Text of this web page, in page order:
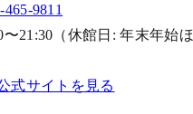
465-9811
〜21:30（休館日: 年末年始
式サイトを見る